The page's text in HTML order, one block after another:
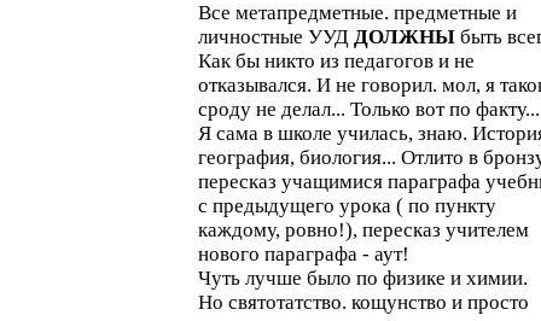
Все метапредметные. предметные и
личностные УУД ДОЛЖНЫ быть
Как бы никто из педагогов и не
отказывался. И не говорил. мол, я
сроду не делал... Только вот по факту...
Я сама в школе училась, знаю.
география, биология... Отлито в
пересказ учащимися параграфа
с предыдущего урока ( по пункту
каждому, ровно!), пересказ учителем
нового параграфа - аут!
Чуть лучше было по физике и химии.
Но святотатство. кощунство и просто